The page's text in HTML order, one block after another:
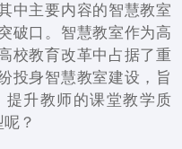
中主要内容的智慧教室
破口。智慧教室作为高
校教育改革中占据了重
投身智慧教室建设，旨
升教师的课堂教学质
？